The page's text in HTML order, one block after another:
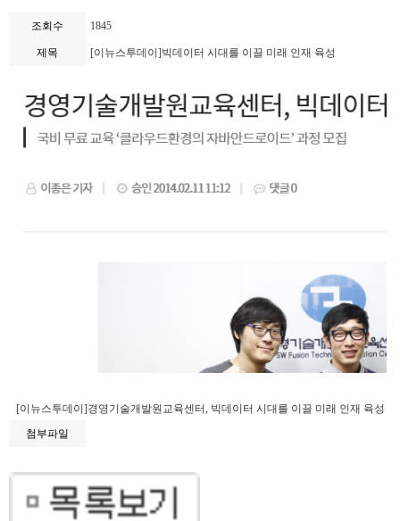
조회수 1845
제목 [이뉴스투데이]빅데이터 시대를 이끌 미래 인재 육성
[이뉴스투데이]경영기술개발원교육센터, 빅데이터 시대를 이끌 미래 인재 육성
첨부파일